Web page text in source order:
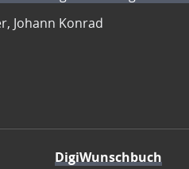
Johann Konrad
DigiWunschbuch